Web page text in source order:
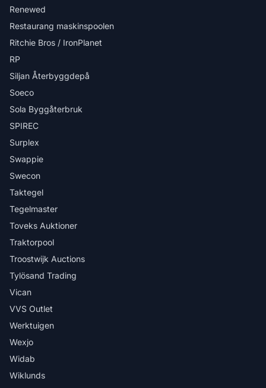
Renewed
Restaurang maskinspoolen
Ritchie Bros / IronPlanet
RP
Siljan Återbyggdepå
Soeco
Sola Byggåterbruk
SPIREC
Surplex
Swappie
Swecon
Taktegel
Tegelmaster
Toveks Auktioner
Traktorpool
Troostwijk Auctions
Tylösand Trading
Vican
VVS Outlet
Werktuigen
Wexjo
Widab
Wiklunds